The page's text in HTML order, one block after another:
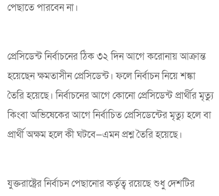
পেছাতে পারবেন না।
প্রেসিডেন্ট নির্বাচনের ঠিক ৩২ দিন আগে করোনায় আক্রান্ত
হয়েছেন ক্ষমতাসীন প্রেসিডেন্ট। ফলে নির্বাচন নিয়ে শঙ্কা
তৈরি হয়েছে। নির্বাচনের আগে কোনো প্রেসিডেন্ট প্রার্থীর মৃত্যু
কিংবা অভিষেকের আগে নির্বাচিত প্রেসিডেন্টের মৃত্যু হলে বা
প্রার্থী অক্ষম হলে কী ঘটবে—এমন প্রশ্ন তৈরি হয়েছে।
যুক্তরাষ্ট্রের নির্বাচন পেছানোর কর্তৃত্ব রয়েছে শুধু দেশটির